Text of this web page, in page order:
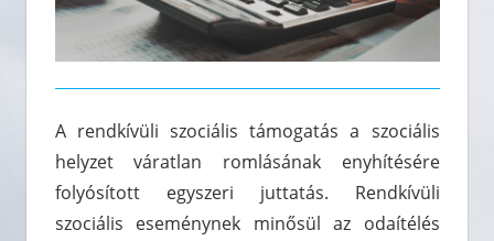
A rendkívüli szociális támogatás a szociális
helyzet váratlan romlásának enyhítésére
folyósított egyszeri juttatás. Rendkívüli
szociális eseménynek minősül az odaítélés